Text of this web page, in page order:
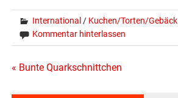
International / Kuchen/Torten/Gebäck
Kommentar hinterlassen
Beitragsnavigation
« Bunte Quarkschnittchen